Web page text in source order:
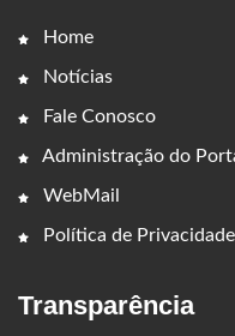
Home
Notícias
Fale Conosco
Administração do
WebMail
Política de Privacidade
Transparência